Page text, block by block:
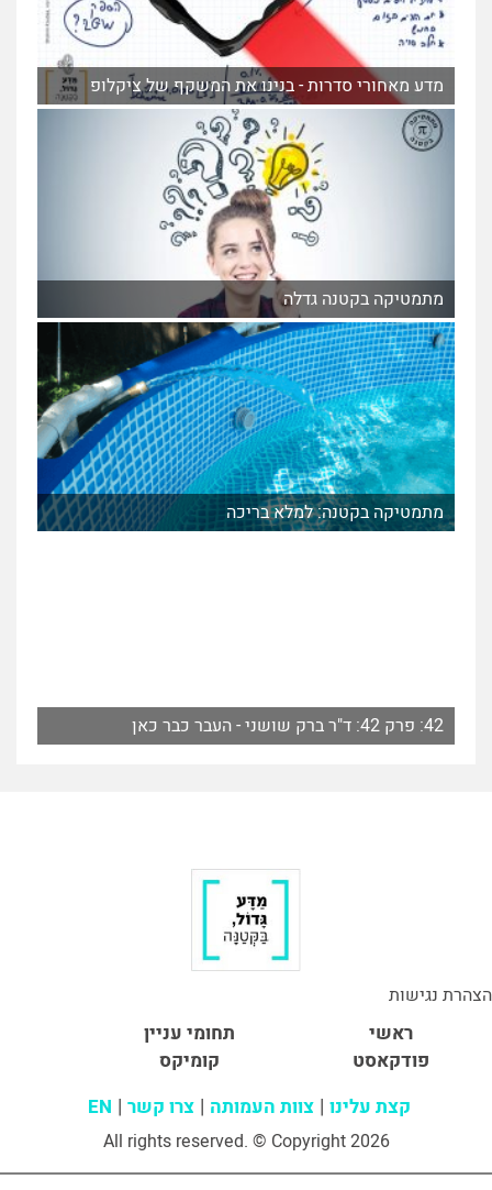
מדע מאחורי סדרות - בנינו את המשקף של ציקלופ
מתמטיקה בקטנה גדלה
מתמטיקה בקטנה: למלא בריכה
42: פרק 42: ד"ר ברק שושני - העבר כבר כאן
הצהרת נגישות
ראשי
תחומי עניין
פודקאסט
קומיקס
קצת עלינו צוות העמותה צרו קשר EN
All rights reserved. © Copyright 2026